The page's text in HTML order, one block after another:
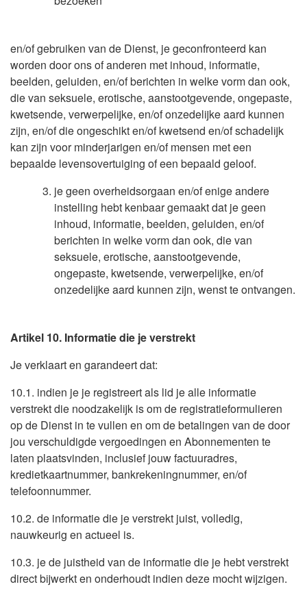
en/of gebruiken van de Dienst, je geconfronteerd kan
worden door ons of anderen met inhoud, informatie,
beelden, geluiden, en/of berichten in welke vorm dan ook,
die van seksuele, erotische, aanstootgevende, ongepaste,
kwetsende, verwerpelijke, en/of onzedelijke aard kunnen
zijn, en/of die ongeschikt en/of kwetsend en/of schadelijk
kan zijn voor minderjarigen en/of mensen met een
bepaalde levensovertuiging of een bepaald geloof.
je geen overheidsorgaan en/of enige andere
instelling hebt kenbaar gemaakt dat je geen
inhoud, informatie, beelden, geluiden, en/of
berichten in welke vorm dan ook, die van
seksuele, erotische, aanstootgevende,
ongepaste, kwetsende, verwerpelijke, en/of
onzedelijke aard kunnen zijn, wenst te ontvangen.
Artikel 10. Informatie die je verstrekt
Je verklaart en garandeert dat:
10.1. indien je je registreert als lid je alle informatie
verstrekt die noodzakelijk is om de registratieformulieren
op de Dienst in te vullen en om de betalingen van de door
jou verschuldigde vergoedingen en Abonnementen te
laten plaatsvinden, inclusief jouw factuuradres,
kredietkaartnummer, bankrekeningnummer, en/of
telefoonnummer.
10.2. de informatie die je verstrekt juist, volledig,
nauwkeurig en actueel is.
10.3. je de juistheid van de informatie die je hebt verstrekt
direct bijwerkt en onderhoudt indien deze mocht wijzigen.